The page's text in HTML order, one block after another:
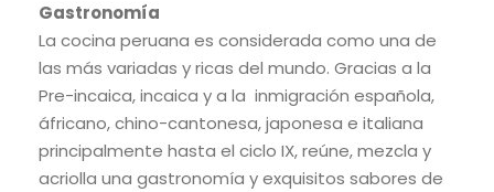
Gastronomía
La cocina peruana es considerada como una de
las más variadas y ricas del mundo. Gracias a la
Pre-incaica, incaica y a la inmigración española,
áfricano, chino-cantonesa, japonesa e italiana
principalmente hasta el ciclo IX, reúne, mezcla y
acriolla una gastronomía y exquisitos sabores de